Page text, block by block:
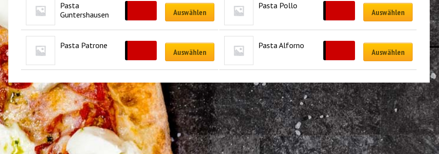
Pasta
Guntershausen
Auswählen
Pasta Pollo
Auswählen
Pasta Patrone
Auswählen
Pasta Alforno
Auswählen